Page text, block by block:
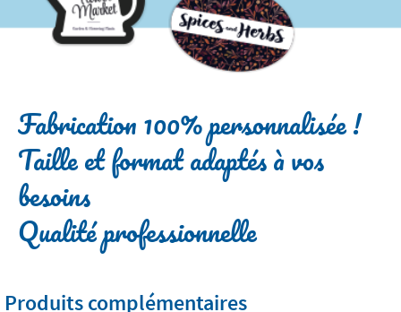
Fabrication 100% personnalisée !
Taille et format adaptés à vos
besoins
Qualité professionnelle
Produits complémentaires